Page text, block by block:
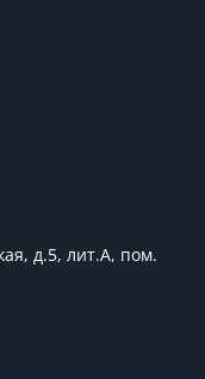
д.5, лит.А, пом.